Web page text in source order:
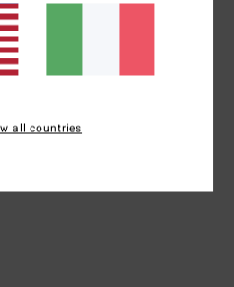
all countries